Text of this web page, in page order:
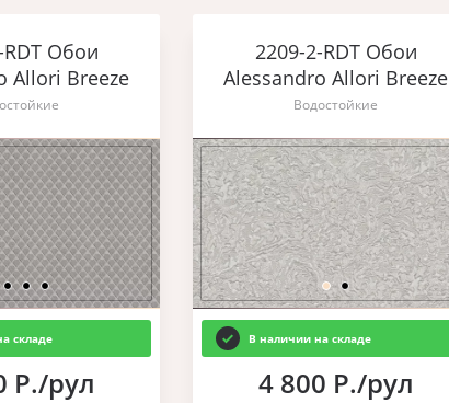
Обои
Allori Breeze
складе
Р./рул
2209-2-RDT Обои
Alessandro Allori Breeze
Водостойкие
В наличии на складе
4 800 Р./рул